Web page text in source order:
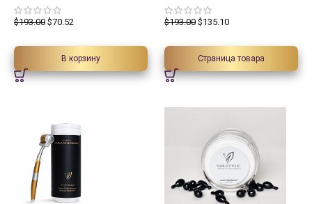
$193.00 $70.52
В корзину
$193.00 $135.10
Страница товара